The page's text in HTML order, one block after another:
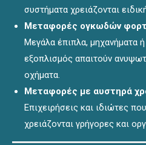
συστήματα χρειάζονται
Μεταφορές ογκωδών
Μεγάλα έπιπλα, μηχανήματα
εξοπλισμός απαιτούν
οχήματα.
Μεταφορές με αυστηρά
Επιχειρήσεις και ιδιώτες
χρειάζονται γρήγορες και